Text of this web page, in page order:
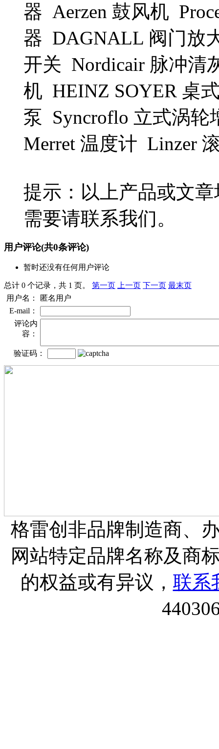
器 Aerzen 鼓风机
器 DAGNALL 阀门放
开关 Nordicair 脉冲清
机 HEINZ SOYER 桌
泵 Syncroflo 立式涡
Merret 温度计 Linzer
提示：以上产品或文
需要请联系我们。
用户评论(共0条评论)
暂时还没有任何用户评论
总计 0 个记录，共 1 页。 第一页 上一页 下一页 最末页
用户名：
匿名用户
E-mail：
评论内
容：
验证码：
格雷创非品牌制造商、
网站特定品牌名称及商
的权益或有异议， 联系